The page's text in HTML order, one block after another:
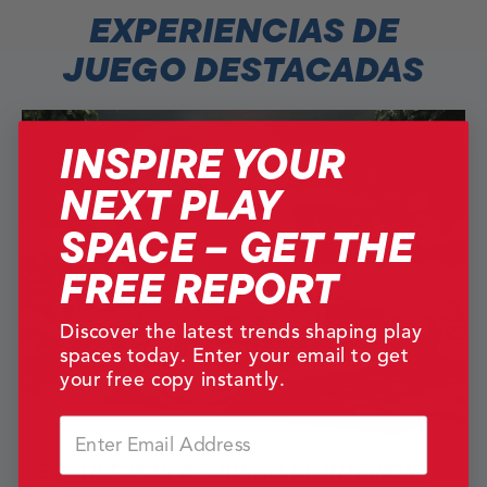
EXPERIENCIAS DE
JUEGO DESTACADAS
ESCULTURAS DE JUEGO DE INTERIOR
INSPIRE YOUR
NEXT PLAY
SPACE – GET THE
FREE REPORT
Discover the latest trends shaping play
spaces today. Enter your email to get
your free copy instantly.